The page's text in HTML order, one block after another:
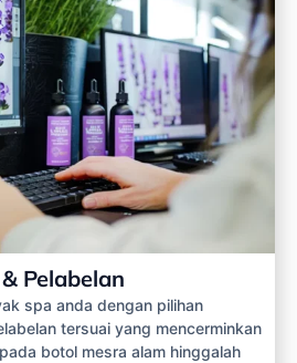
Pelabelan
spa anda dengan pilihan
tersuai yang mencerminkan
botol mesra alam hinggalah